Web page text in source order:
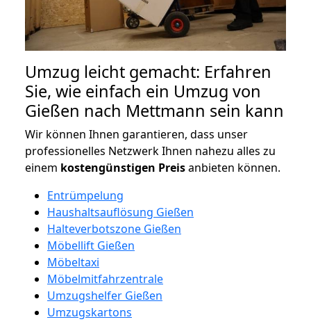
Umzug leicht gemacht: Erfahren
Sie, wie einfach ein Umzug von
Gießen nach Mettmann sein kann
Wir können Ihnen garantieren, dass unser
professionelles Netzwerk Ihnen nahezu alles zu
einem kostengünstigen Preisanbieten können.
Entrümpelung
Haushaltsauflösung Gießen
Halteverbotszone Gießen
Möbellift Gießen
Möbeltaxi
Möbelmitfahrzentrale
Umzugshelfer Gießen
Umzugskartons